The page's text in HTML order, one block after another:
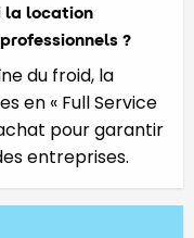
la location
?
du froid, la
en « Full Service
pour garantir
entreprises.